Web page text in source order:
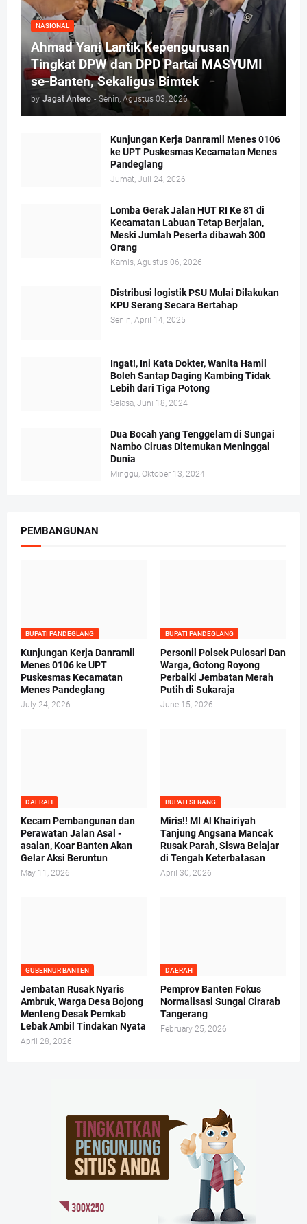
NASIONAL
Ahmad Yani Lantik Kepengurusan
Tingkat DPW dan DPD Partai MASYUMI
se-Banten, Sekaligus Bimtek
by Jagat Antero - Senin, Agustus 03, 2026
Kunjungan Kerja Danramil Menes 0106
ke UPT Puskesmas Kecamatan Menes
Pandeglang
Jumat, Juli 24, 2026
Lomba Gerak Jalan HUT RI Ke 81 di
Kecamatan Labuan Tetap Berjalan,
Meski Jumlah Peserta dibawah 300
Orang
Kamis, Agustus 06, 2026
Distribusi logistik PSU Mulai Dilakukan
KPU Serang Secara Bertahap
Senin, April 14, 2025
Ingat!, Ini Kata Dokter, Wanita Hamil
Boleh Santap Daging Kambing Tidak
Lebih dari Tiga Potong
Selasa, Juni 18, 2024
Dua Bocah yang Tenggelam di Sungai
Nambo Ciruas Ditemukan Meninggal
Dunia
Minggu, Oktober 13, 2024
PEMBANGUNAN
BUPATI PANDEGLANG
Kunjungan Kerja Danramil
Menes 0106 ke UPT
Puskesmas Kecamatan
Menes Pandeglang
July 24, 2026
BUPATI PANDEGLANG
Personil Polsek Pulosari Dan
Warga, Gotong Royong
Perbaiki Jembatan Merah
Putih di Sukaraja
June 15, 2026
DAERAH
Kecam Pembangunan dan
Perawatan Jalan Asal -
asalan, Koar Banten Akan
Gelar Aksi Beruntun
May 11, 2026
BUPATI SERANG
Miris!! MI Al Khairiyah
Tanjung Angsana Mancak
Rusak Parah, Siswa Belajar
di Tengah Keterbatasan
April 30, 2026
GUBERNUR BANTEN
Jembatan Rusak Nyaris
Ambruk, Warga Desa Bojong
Menteng Desak Pemkab
Lebak Ambil Tindakan Nyata
April 28, 2026
DAERAH
Pemprov Banten Fokus
Normalisasi Sungai Cirarab
Tangerang
February 25, 2026